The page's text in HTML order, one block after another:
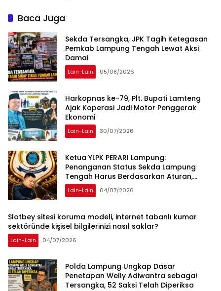
Diperiksa
Baca Juga
Sekda Tersangka, JPK Tagih Ketegasan
Pemkab Lampung Tengah Lewat Aksi
Damai
Lain-Lain 05/08/2026
Harkopnas ke-79, Plt. Bupati Lamteng
Ajak Koperasi Jadi Motor Penggerak
Ekonomi
Lain-Lain 30/07/2026
Ketua YLPK PERARI Lampung:
Penanganan Status Sekda Lampung
Tengah Harus Berdasarkan Aturan,
Bukan Tekanan Opini
Lain-Lain 04/07/2026
Slotbey sitesi koruma modeli, internet tabanlı kumar
sektöründe kişisel bilgilerinizi nasıl saklar?
Lain-Lain 04/07/2026
Polda Lampung Ungkap Dasar
Penetapan Welly Adiwantra sebagai
Tersangka, 52 Saksi Telah Diperiksa